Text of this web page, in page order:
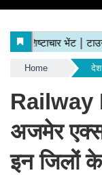
Home देश
Railway
अजमेर
इन जिलों के